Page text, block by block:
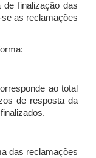
finalização das
as reclamações
ao total
de resposta da
das reclamações